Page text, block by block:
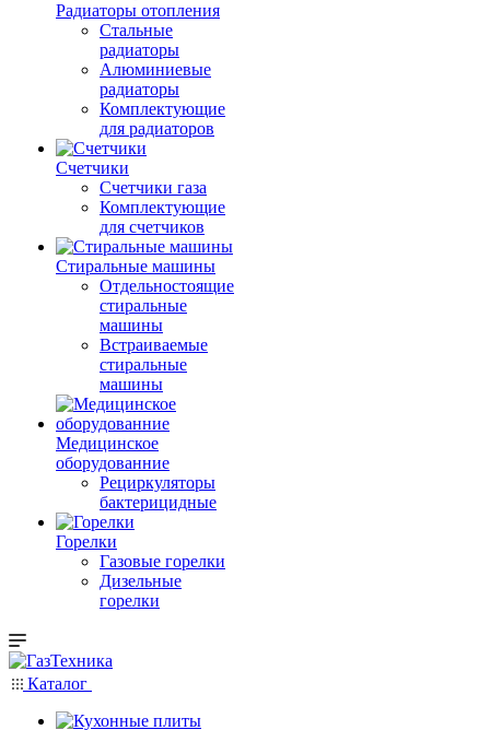
Радиаторы отопления
Стальные
радиаторы
Алюминиевые
радиаторы
Комплектующие
для радиаторов
Счетчики
Счетчики газа
Комплектующие
для счетчиков
Стиральные машины
Отдельностоящие
стиральные
машины
Встраиваемые
стиральные
машины
Медицинское
оборудованние
Рециркуляторы
бактерицидные
Горелки
Газовые горелки
Дизельные
горелки
Каталог